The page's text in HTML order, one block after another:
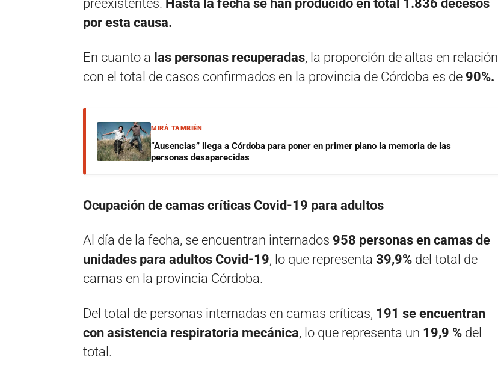
preexistentes. Hasta la fecha se han producido en total 1.836 decesos
por esta causa.
En cuanto a las personas recuperadas, la proporción de altas en relación
con el total de casos confirmados en la provincia de Córdoba es de 90%.
MIRÁ TAMBIÉN
“Ausencias” llega a Córdoba para poner en primer plano la memoria de las
personas desaparecidas
Ocupación de camas críticas Covid-19 para adultos
Al día de la fecha, se encuentran internados 958 personas en camas de
unidades para adultos Covid-19, lo que representa 39,9% del total de
camas en la provincia Córdoba.
Del total de personas internadas en camas críticas, 191 se encuentran
con asistencia respiratoria mecánica, lo que representa un 19,9 % del
total.